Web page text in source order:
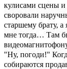
кулисами сцены
своровали
старшему брату,
мне тогда… Там
"Ну, погоди!"
собираются